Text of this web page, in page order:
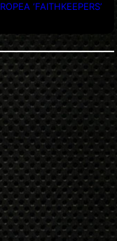
‘FAITHKEEPERS’